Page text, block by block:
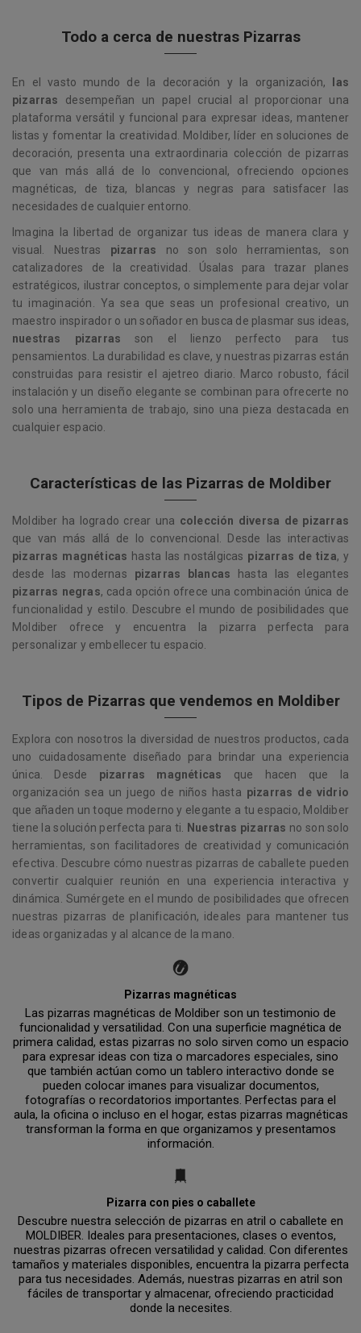
Todo a cerca de nuestras Pizarras
En el vasto mundo de la decoración y la organización, las
pizarras
desempeñan un papel crucial al proporcionar una
plataforma versátil y funcional para expresar ideas, mantener
listas y fomentar la creatividad. Moldiber, líder en soluciones de
decoración, presenta una extraordinaria colección de pizarras
que van más allá de lo convencional, ofreciendo opciones
magnéticas, de tiza, blancas y negras para satisfacer las
necesidades de cualquier entorno.
Imagina la libertad de organizar tus ideas de manera clara y
visual. Nuestras pizarras no son solo herramientas, son
catalizadores de la creatividad. Úsalas para trazar planes
estratégicos, ilustrar conceptos, o simplemente para dejar volar
tu imaginación. Ya sea que seas un profesional creativo, un
maestro inspirador o un soñador en busca de plasmar sus ideas,
nuestras pizarras son el lienzo perfecto para tus
pensamientos. La durabilidad es clave, y nuestras pizarras están
construidas para resistir el ajetreo diario. Marco robusto, fácil
instalación y un diseño elegante se combinan para ofrecerte no
solo una herramienta de trabajo, sino una pieza destacada en
cualquier espacio.
Características de las Pizarras de Moldiber
Moldiber ha logrado crear una colección diversa de pizarras
que van más allá de lo convencional. Desde las interactivas
pizarras magnéticas hasta las nostálgicas pizarras de tiza, y
desde las modernas pizarras blancas hasta las elegantes
pizarras negras, cada opción ofrece una combinación única de
funcionalidad y estilo. Descubre el mundo de posibilidades que
Moldiber ofrece y encuentra la pizarra perfecta para
personalizar y embellecer tu espacio.
Tipos de Pizarras que vendemos en Moldiber
Explora con nosotros la diversidad de nuestros productos, cada
uno cuidadosamente diseñado para brindar una experiencia
única. Desde pizarras magnéticas que hacen que la
organización sea un juego de niños hasta pizarras de vidrio
que añaden un toque moderno y elegante a tu espacio, Moldiber
tiene la solución perfecta para ti.
Nuestras pizarras no son solo
herramientas, son facilitadores de creatividad y comunicación
efectiva. Descubre cómo nuestras pizarras de caballete pueden
convertir cualquier reunión en una experiencia interactiva y
dinámica. Sumérgete en el mundo de posibilidades que ofrecen
nuestras pizarras de planificación, ideales para mantener tus
ideas organizadas y al alcance de la mano.
Pizarras magnéticas
Las pizarras magnéticas de Moldiber son un testimonio de
funcionalidad y versatilidad. Con una superficie magnética de
primera calidad, estas pizarras no solo sirven como un espacio
para expresar ideas con tiza o marcadores especiales, sino
que también actúan como un tablero interactivo donde se
pueden colocar imanes para visualizar documentos,
fotografías o recordatorios importantes. Perfectas para el
aula, la oficina o incluso en el hogar, estas pizarras magnéticas
transforman la forma en que organizamos y presentamos
información.
Pizarra con pies o caballete
Descubre nuestra selección de pizarras en atril o caballete en
MOLDIBER. Ideales para presentaciones, clases o eventos,
nuestras pizarras ofrecen versatilidad y calidad. Con diferentes
tamaños y materiales disponibles, encuentra la pizarra perfecta
para tus necesidades. Además, nuestras pizarras en atril son
fáciles de transportar y almacenar, ofreciendo practicidad
donde la necesites.